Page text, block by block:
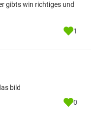
gibts win richtiges und
1
bild
0